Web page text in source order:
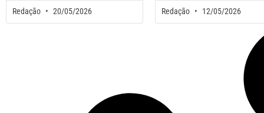
Redação 20/05/2026 Redação 12/05/2026